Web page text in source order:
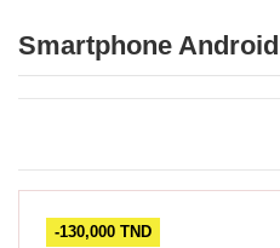
Smartphone Android
-130,000 TND